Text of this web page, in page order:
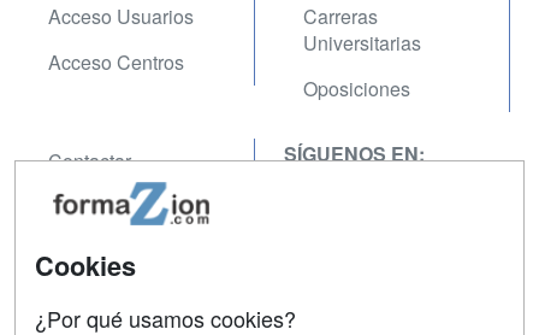
Acceso Usuarios
Acceso Centros
Carreras
Universitarias
Oposiciones
Contactar
Confidencialidad
Aviso legal
SÍGUENOS EN:
Cookies
¿Por qué usamos cookies?